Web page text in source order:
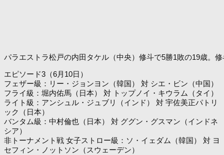
パラエストラ松戸の内田タケル（中央）修斗で5勝1敗の19歳。
エピソード3（6月10日）
フェザー級：リー・ジョンヨン（韓国） 対 シエ・ビン（中国）
フライ級：堀内佑馬（日本） 対 トップノイ・キウラム（タイ）
ライト級：アンシュル・ジュブリ（インド） 対 宇佐美正パトリ
ック（日本）
バンタム級：中村倫也（日本） 対 ググン・グスマン（インドネ
シア）
非トーナメント戦 女子ストロー級：ソ・イェダム（韓国） 対 ヨ
セフィン・ノットソン（スウェーデン）